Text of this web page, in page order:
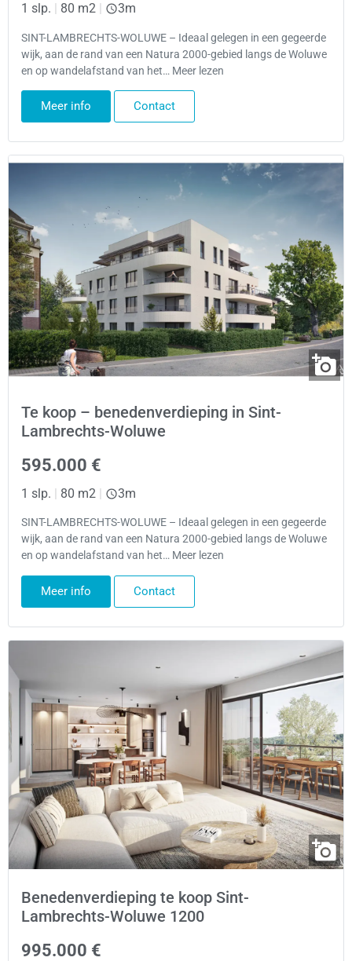
1 slp. | 80 m2 | 3m
SINT-LAMBRECHTS-WOLUWE – Ideaal gelegen in een gegeerde
wijk, aan de rand van een Natura 2000-gebied langs de Woluwe
en op wandelafstand van het… Meer lezen
Meer info Contact
Te koop – benedenverdieping in Sint-
Lambrechts-Woluwe
595.000 €
1 slp. | 80 m2 | 3m
SINT-LAMBRECHTS-WOLUWE – Ideaal gelegen in een gegeerde
wijk, aan de rand van een Natura 2000-gebied langs de Woluwe
en op wandelafstand van het… Meer lezen
Meer info Contact
Benedenverdieping te koop Sint-
Lambrechts-Woluwe 1200
995.000 €